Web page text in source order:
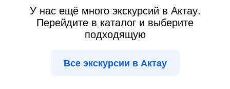
У нас ещё много экскурсий в Актау.
Перейдите в каталог и выберите
подходящую
Все экскурсии в Актау